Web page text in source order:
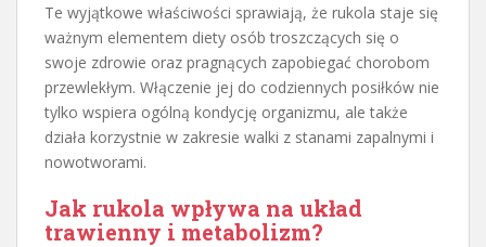
Te wyjątkowe właściwości sprawiają, że rukola staje się
ważnym elementem diety osób troszczących się o
swoje zdrowie oraz pragnących zapobiegać chorobom
przewlekłym. Włączenie jej do codziennych posiłków nie
tylko wspiera ogólną kondycję organizmu, ale także
działa korzystnie w zakresie walki z stanami zapalnymi i
nowotworami.
Jak rukola wpływa na układ
trawienny i metabolizm?